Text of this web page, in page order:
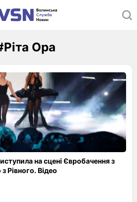
Ора
на сцені Євробачення з
Рівного. Відео